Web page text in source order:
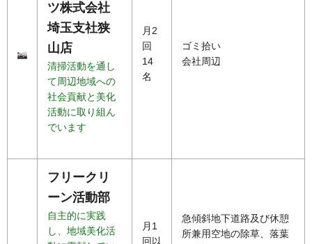
ツ株式会社
埼玉支社狭
山店
清掃活動を通し
て周辺地域への
社会貢献と美化
活動に取り組ん
でいます
月2
回
14
名
ゴミ拾い
会社周辺
フリークリ
ーン活動部
自主的に実践
し、地域美化活
月1
回以
急傾斜地下道路及び休憩
所兼用空地の除草、落葉